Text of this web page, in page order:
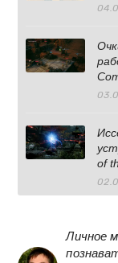
of
Личное